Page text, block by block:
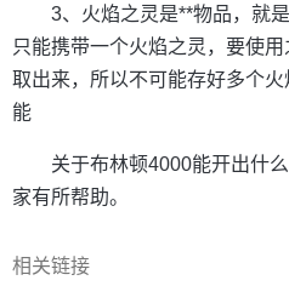
3、火焰之灵是**物品，就
只能携带一个火焰之灵，要使
取出来，所以不可能存好多个
能
关于布林顿4000能开出什
家有所帮助。
相关链接